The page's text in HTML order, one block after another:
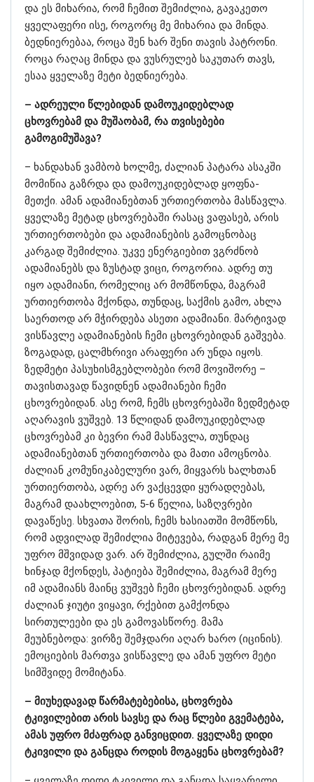
და ეს მიხარია, რომ ჩემით შემიძლია, გავაკეთო
ყველაფერი ისე, როგორც მე მიხარია და მინდა.
ბედნიერებაა, როცა შენ ხარ შენი თავის პატრონი.
როცა რაღაც მინდა და ვუსრულებ საკუთარ თავს,
ესაა ყველაზე მეტი ბედნიერება.
– ადრეული წლებიდან დამოუკიდებლად
ცხოვრებამ და მუშაობამ, რა თვისებები
გამოგიმუშავა?
– ხანდახან ვამბობ ხოლმე, ძალიან პატარა ასაკში
მომიწია გაზრდა და დამოუკიდებლად ყოფნა-
მეთქი. ამან ადამიანებთან ურთიერთობა მასწავლა.
ყველაზე მეტად ცხოვრებაში რასაც ვაფასებ, არის
ურთიერთობები და ადამიანების გამოცნობაც
კარგად შემიძლია. უკვე ენერგიებით ვგრძნობ
ადამიანებს და ზუსტად ვიცი, როგორია. ადრე თუ
იყო ადამიანი, რომელიც არ მომწონდა, მაგრამ
ურთიერთობა მქონდა, თუნდაც, საქმის გამო, ახლა
საერთოდ არ მჭირდება ასეთი ადამიანი. მარტივად
ვისწავლე ადამიანების ჩემი ცხოვრებიდან გაშვება.
ზოგადად, ცალმხრივი არაფერი არ უნდა იყოს.
ზედმეტი პასუხისმგებლობები რომ მოვიშორე –
თავისთავად წავიდნენ ადამიანები ჩემი
ცხოვრებიდან. ასე რომ, ჩემს ცხოვრებაში ზედმეტად
აღარავის ვუშვებ. 13 წლიდან დამოუკიდებლად
ცხოვრებამ კი ბევრი რამ მასწავლა, თუნდაც
ადამიანებთან ურთიერთობა და მათი ამოცნობა.
ძალიან კომუნიკაბელური ვარ, მიყვარს ხალხთან
ურთიერთობა, ადრე არ ვაქცევდი ყურადღებას,
მაგრამ დაახლოებით, 5-6 წელია, საზღვრები
დავაწესე. სხვათა შორის, ჩემს ხასიათში მომწონს,
რომ ადვილად შემიძლია მიტევება, რადგან მერე მე
უფრო მშვიდად ვარ. არ შემიძლია, გულში რაიმე
ხინჯად მქონდეს, პატიება შემიძლია, მაგრამ მერე
იმ ადამიანს მაინც ვუშვებ ჩემი ცხოვრებიდან. ადრე
ძალიან ჯიუტი ვიყავი, რქებით გამქონდა
სირთულეები და ეს გამოვასწორე. მამა
მეუბნებოდა: ვირზე შემჯდარი აღარ ხარო (იცინის).
ემოციების მართვა ვისწავლე და ამან უფრო მეტი
სიმშვიდე მომიტანა.
– მიუხედავად წარმატებებისა, ცხოვრება
ტკივილებით არის სავსე და რაც წლები გვემატება,
ამას უფრო მძაფრად განვიცდით. ყველაზე დიდი
ტკივილი და განცდა როდის მოგაყენა ცხოვრებამ?